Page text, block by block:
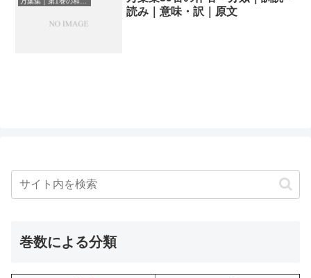
読み｜意味・訳｜原文
巻数による分類